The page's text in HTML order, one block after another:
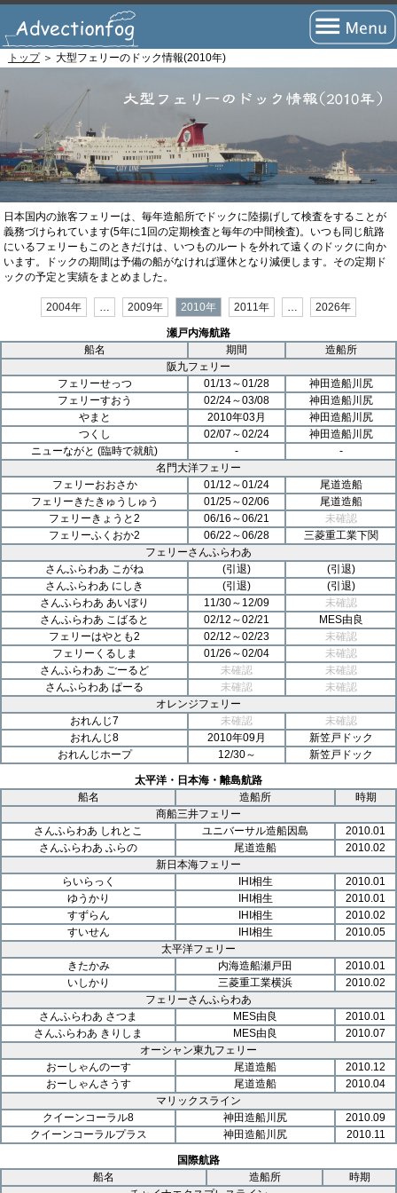
トップページ
フェリーの旅とは？
フェリーの航路
瀬戸内海航路
北海道航路
九州・四国(太平洋)航路
沖縄・離島航路
国際航路
海外航路
短距離航路
あの船は今？
船旅をもっと楽しく
Photo BBS
Text BBS
トップ＞ 大型フェリーのドック情報(2010年)
日本国内の旅客フェリーは、毎年造船所でドックに陸揚げして検査をすることが
義務づけられています(5年に1回の定期検査と毎年の中間検査)。いつも同じ航路
にいるフェリーもこのときだけは、いつものルートを外れて遠くのドックに向か
います。ドックの期間は予備の船がなければ運休となり減便します。その定期ド
ックの予定と実績をまとめました。
2004年 … 2009年 2010年 2011年 … 2026年
瀬戸内海航路
船名
期間
造船所
阪九フェリー
フェリーせっつ
01/13～01/28
神田造船川尻
フェリーすおう
02/24～03/08
神田造船川尻
やまと
2010年03月
神田造船川尻
つくし
02/07～02/24
神田造船川尻
ニューながと (臨時で就航)
-
-
名門大洋フェリー
フェリーおおさか
01/12～01/24
尾道造船
フェリーきたきゅうしゅう
01/25～02/06
尾道造船
フェリーきょうと2
06/16～06/21
未確認
フェリーふくおか2
06/22～06/28
三菱重工業下関
フェリーさんふらわあ
さんふらわあ こがね
(引退)
(引退)
さんふらわあ にしき
(引退)
(引退)
さんふらわあ あいぼり
11/30～12/09
未確認
さんふらわあ こばると
02/12～02/21
MES由良
フェリーはやとも2
02/12～02/23
未確認
フェリーくるしま
01/26～02/04
未確認
さんふらわあ ごーるど
未確認
未確認
さんふらわあ ぱーる
未確認
未確認
オレンジフェリー
おれんじ7
未確認
未確認
おれんじ8
2010年09月
新笠戸ドック
おれんじホープ
12/30～ 新笠戸ドック
太平洋・日本海・離島航路
船名
造船所
時期
商船三井フェリー
さんふらわあ しれとこ
ユニバーサル造船因島
2010.01
さんふらわあ ふらの
尾道造船
2010.02
新日本海フェリー
らいらっく
IHI相生
2010.01
ゆうかり
IHI相生
2010.01
すずらん
IHI相生
2010.02
すいせん
IHI相生
2010.05
太平洋フェリー
きたかみ
内海造船瀬戸田
2010.01
いしかり
三菱重工業横浜
2010.02
フェリーさんふらわあ
さんふらわあ さつま
MES由良
2010.01
さんふらわあ きりしま
MES由良
2010.07
オーシャン東九フェリー
おーしゃんのーす
尾道造船
2010.12
おーしゃんさうす
尾道造船
2010.04
マリックスライン
クイーンコーラル8
神田造船川尻
2010.09
クイーンコーラルプラス
神田造船川尻 2010.11
国際航路
船名
造船所
時期